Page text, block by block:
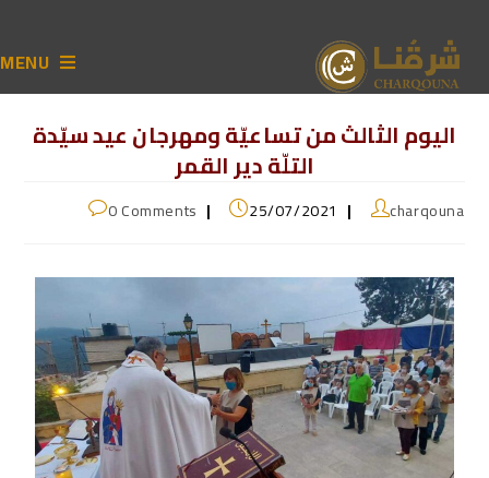
MENU
اليوم الثالث من تساعيّة ومهرجان عيد سيّدة
التلّة دير القمر
charqouna
25/07/2021
0 Comments